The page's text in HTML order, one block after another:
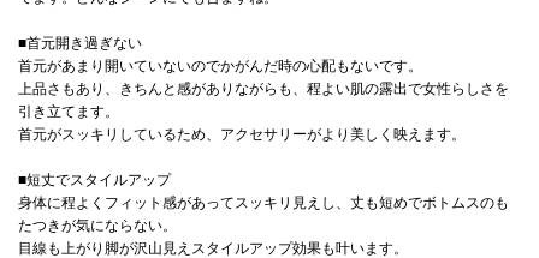
■首元開き過ぎない
首元があまり開いていないのでかがんだ時の心配もないです。
上品さもあり、きちんと感がありながらも、程よい肌の露出で女性らしさを
引き立てます。
首元がスッキリしているため、アクセサリーがより美しく映えます。
■短丈でスタイルアップ
身体に程よくフィット感があってスッキリ見えし、丈も短めでボトムスのも
たつきが気にならない。
目線も上がり脚が沢山見えスタイルアップ効果も叶います。